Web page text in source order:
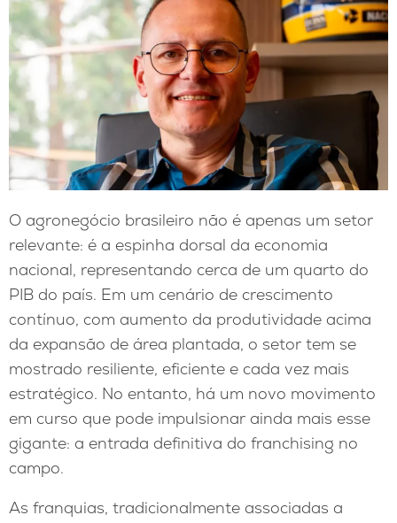
O agronegócio brasileiro não é apenas um setor
relevante: é a espinha dorsal da economia
nacional, representando cerca de um quarto do
PIB do país. Em um cenário de crescimento
contínuo, com aumento da produtividade acima
da expansão de área plantada, o setor tem se
mostrado resiliente, eficiente e cada vez mais
estratégico. No entanto, há um novo movimento
em curso que pode impulsionar ainda mais esse
gigante: a entrada definitiva do franchising no
campo.
As franquias, tradicionalmente associadas a